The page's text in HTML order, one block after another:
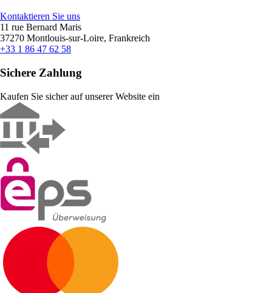
Kontaktieren Sie uns
11 rue Bernard Maris
37270 Montlouis-sur-Loire, Frankreich
+33 1 86 47 62 58
Sichere Zahlung
Kaufen Sie sicher auf unserer Website ein